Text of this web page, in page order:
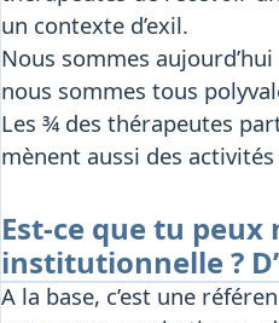
un contexte d’exil.
Nous sommes
nous sommes tous
Les ¾ des thérapeutes
mènent aussi des
Est-ce que tu
institutionnelle ?
A la base, c’est une